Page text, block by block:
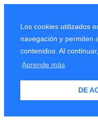
Los cookies utilizados
navegación y permiten
contenidos. Al
Aprende más
DE